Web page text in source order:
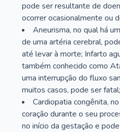
pode ser resultante de
ocorrer ocasionalmente ou
Aneurisma, no qual há
de uma artéria cerebral,
até levar à morte; Infarto
também conhecido como
uma interrupção do fluxo
muitos casos, pode ser fatal;
Cardiopatia congênita,
coração durante o seu
no início da gestação e